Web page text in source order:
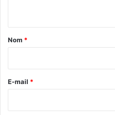
a
e
Nom *
E-mail *